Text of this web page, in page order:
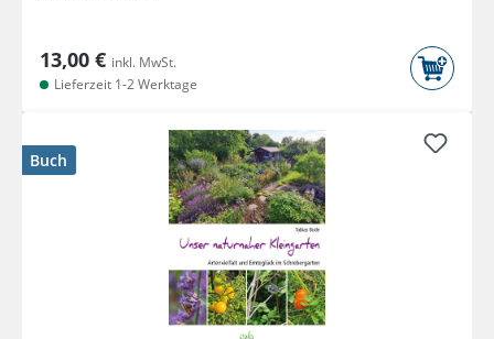
13,00 € inkl. MwSt.
Lieferzeit 1-2 Werktage
Buch